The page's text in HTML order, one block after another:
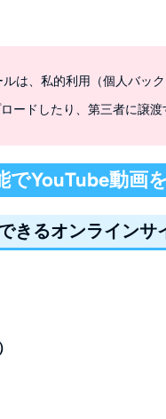
は、私的利用（個人バッ
ードしたり、第三者に譲渡
YouTube動画
きるオンラインサ